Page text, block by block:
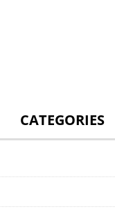
CATEGORIES